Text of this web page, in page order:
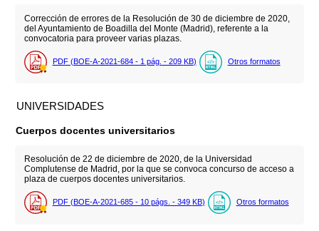
Corrección de errores de la Resolución de 30 de diciembre de 2020,
del Ayuntamiento de Boadilla del Monte (Madrid), referente a la
convocatoria para proveer varias plazas.
PDF (BOE-A-2021-684 - 1 pág. - 209 KB) Otros formatos
UNIVERSIDADES
Cuerpos docentes universitarios
Resolución de 22 de diciembre de 2020, de la Universidad
Complutense de Madrid, por la que se convoca concurso de acceso a
plaza de cuerpos docentes universitarios.
PDF (BOE-A-2021-685 - 10 págs. - 349 KB) Otros formatos